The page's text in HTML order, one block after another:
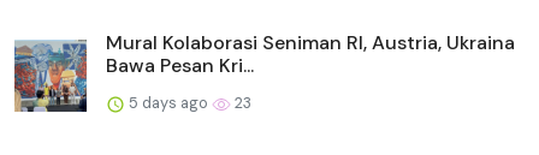
Mural Kolaborasi Seniman RI, Austria, Ukraina
Bawa Pesan Kri...
5 days ago 23